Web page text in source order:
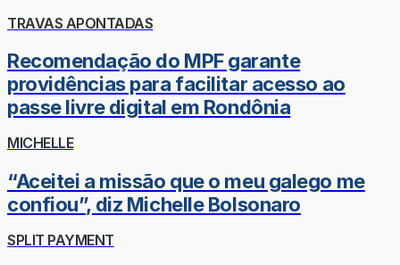
TRAVAS APONTADAS
Recomendação do MPF garante
providências para facilitar acesso ao
passe livre digital em Rondônia
MICHELLE
“Aceitei a missão que o meu galego me
confiou”, diz Michelle Bolsonaro
SPLIT PAYMENT